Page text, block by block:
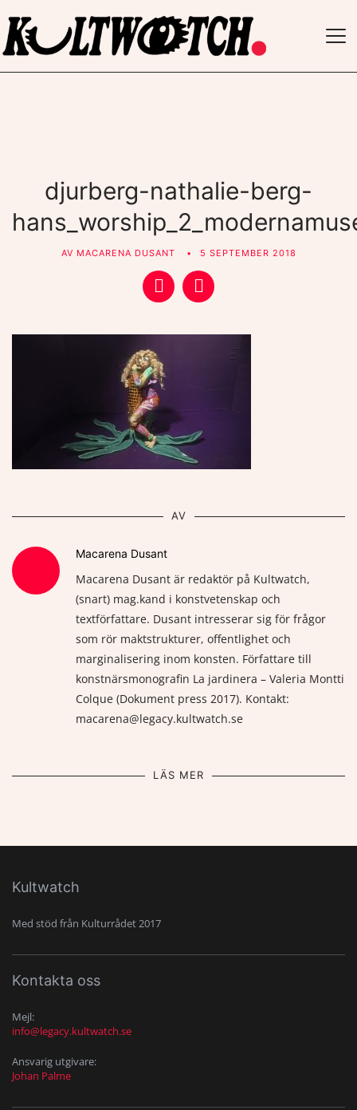
djurberg-nathalie-berg-
AV MACARENA DUSANT 5 SEPTEMBER 2018
AV
Macarena Dusant
Macarena Dusant är redaktör på Kultwatch,
(snart) mag.kand i konstvetenskap och
textförfattare. Dusant intresserar sig för frågor
som rör maktstrukturer, offentlighet och
marginalisering inom konsten. Författare till
konstnärsmonografin La jardinera – Valeria Montti
Colque (Dokument press 2017). Kontakt:
macarena@legacy.kultwatch.se
LÄS MER
Kultwatch
Med stöd från Kulturrådet 2017
Kontakta oss
Mejl:
info@legacy.kultwatch.se
Ansvarig utgivare:
Johan Palme